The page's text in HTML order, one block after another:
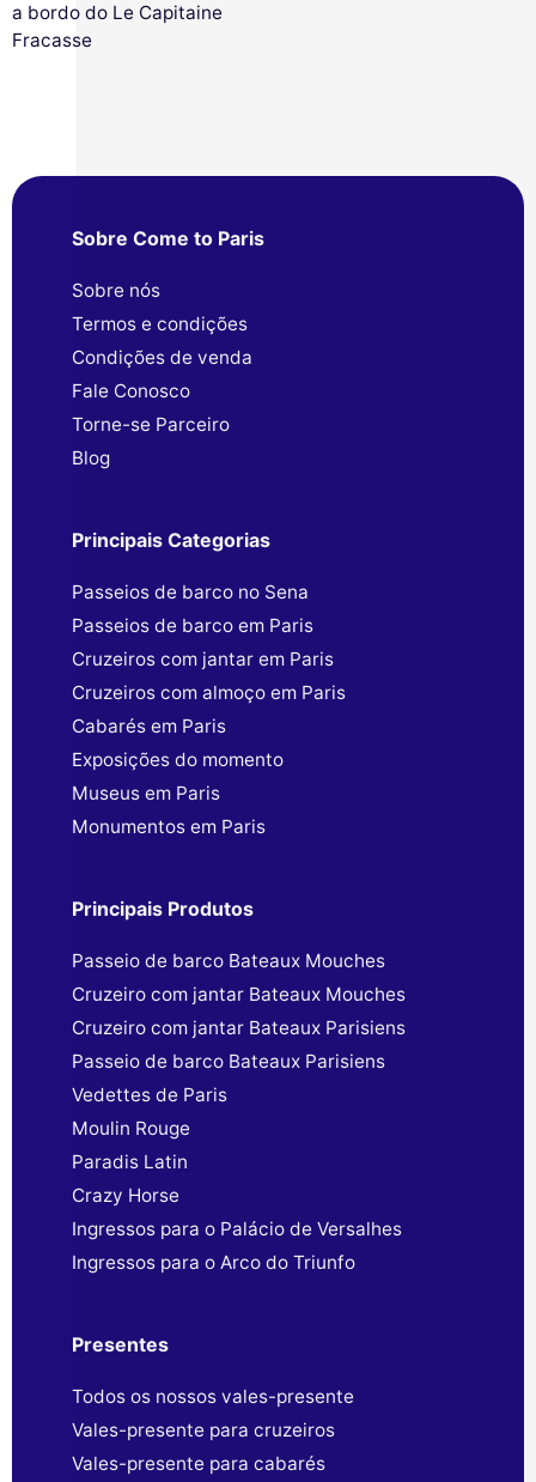
a bordo do Le Capitaine
Fracasse
Sobre Come to Paris
Sobre nós
Termos e condições
Condições de venda
Fale Conosco
Torne-se Parceiro
Blog
Principais Categorias
Passeios de barco no Sena
Passeios de barco em Paris
Cruzeiros com jantar em Paris
Cruzeiros com almoço em Paris
Cabarés em Paris
Exposições do momento
Museus em Paris
Monumentos em Paris
Principais Produtos
Passeio de barco Bateaux Mouches
Cruzeiro com jantar Bateaux Mouches
Cruzeiro com jantar Bateaux Parisiens
Passeio de barco Bateaux Parisiens
Vedettes de Paris
Moulin Rouge
Paradis Latin
Crazy Horse
Ingressos para o Palácio de Versalhes
Ingressos para o Arco do Triunfo
Presentes
Todos os nossos vales-presente
Vales-presente para cruzeiros
Vales-presente para cabarés